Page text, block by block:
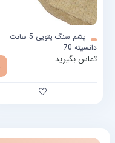
پشم سنگ پتویی 5 سانت
دانسیته 70
تماس بگیرید